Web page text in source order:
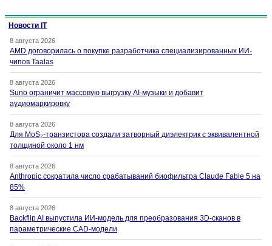
Новости IT
8 августа 2026
AMD договорилась о покупке разработчика специализированных ИИ-
чипов Taalas
8 августа 2026
Suno ограничит массовую выгрузку AI-музыки и добавит
аудиомаркировку
8 августа 2026
Для MoS₂-транзистора создали затворный диэлектрик с эквивалентной
толщиной около 1 нм
8 августа 2026
Anthropic сократила число срабатываний биофильтра Claude Fable 5 на
85%
8 августа 2026
Backflip AI выпустила ИИ-модель для преобразования 3D-сканов в
параметрические CAD-модели